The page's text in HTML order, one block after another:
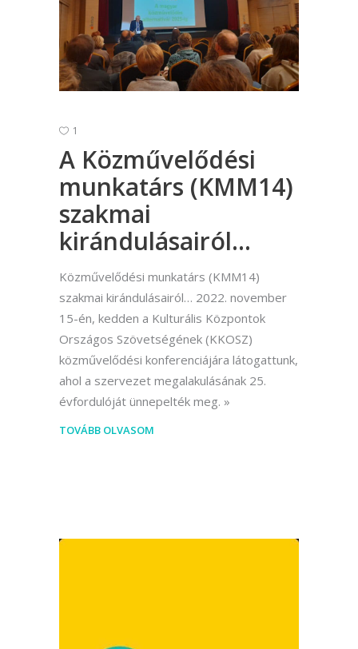
1
A Közművelődési
munkatárs (KMM14)
szakmai
kirándulásairól…
Közművelődési munkatárs (KMM14)
szakmai kirándulásairól… 2022. november
15-én, kedden a Kulturális Központok
Országos Szövetségének (KKOSZ)
közművelődési konferenciájára látogattunk,
ahol a szervezet megalakulásának 25.
évfordulóját ünnepelték meg.
TOVÁBB OLVASOM